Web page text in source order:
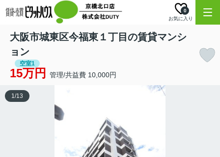
お気に入り
0
大阪市城東区今福東１丁目の賃貸マンシ
ョン
空室1
15万円 管理/共益費 10,000円
1/13